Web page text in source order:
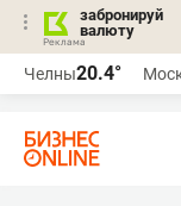
забронируй
валюту
Челны20.4°